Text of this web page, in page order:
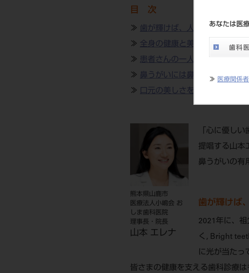
あなたは医
≫ 医療関係
目 次
≫ 歯が輝けば、人生が輝く
≫ 全身の健康と美しさを目指す
≫ 患者さんの一人の友人として
≫ 鼻うがいには鼻づまりを解消
≫ 口元の美しさを求める時代へ
熊本県山鹿市
医療法人小嶋会 お
しま歯科医院
理事長・院長
山本 エレナ
「心に優し
提唱する山本
鼻うがいの有
歯が輝けば
2021年に、
く, Bright
に光が当た
皆さまの健康を支える歯科診療